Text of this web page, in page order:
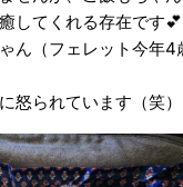
してくれる存在です💕
ん（フェレット今年4
怒られています（笑）